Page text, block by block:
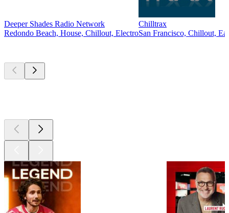
Deeper Shades Radio Network
Redondo Beach, House, Chillout, Electro
Chilltrax
San Francisco, Chillout,